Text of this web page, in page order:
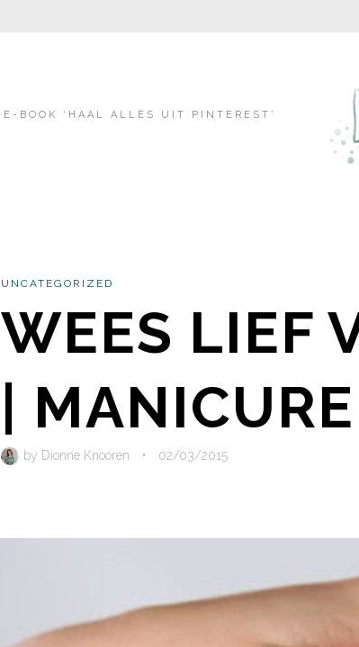
E-BOOK ‘HAAL ALLES UIT PINTEREST’
UNCATEGORIZED
WEES LIEF
|
by Dionne Knooren • 02/03/2015